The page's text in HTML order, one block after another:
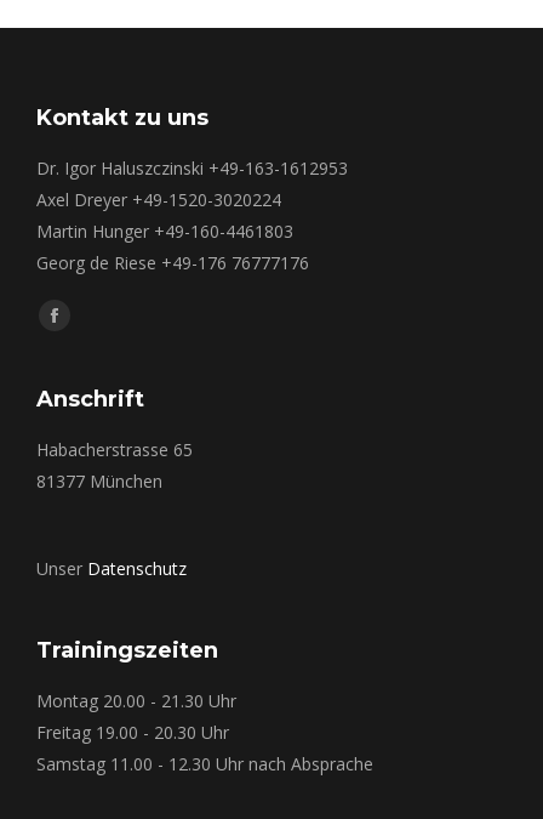
Kontakt zu uns
Dr. Igor Haluszczinski +49-163-1612953
Axel Dreyer +49-1520-3020224
Martin Hunger +49-160-4461803
Georg de Riese +49-176 76777176
Finden Sie uns auf:
Facebook
opens
new
window
Anschrift
Habacherstrasse 65
81377 München
Unser Datenschutz
Trainingszeiten
Montag 20.00 - 21.30 Uhr
Freitag 19.00 - 20.30 Uhr
Samstag 11.00 - 12.30 Uhr nach Absprache